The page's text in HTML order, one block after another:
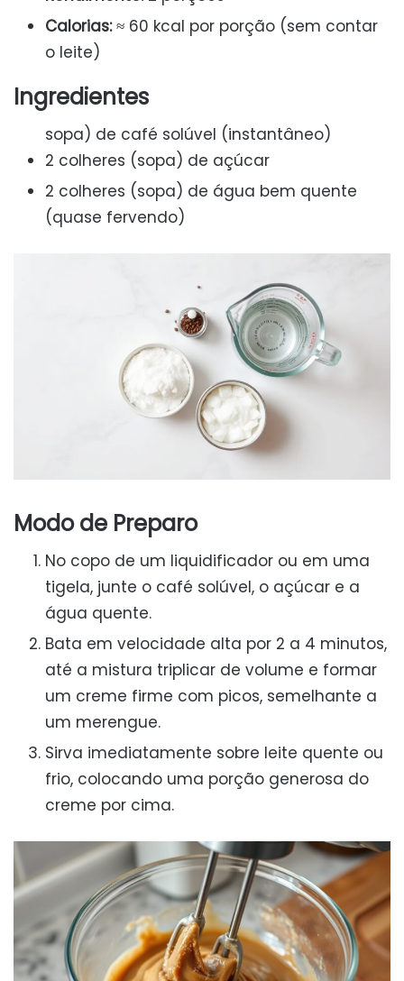
Calorias:≈ 60 kcal por porção (sem contar
o leite)
Ingredientes
sopa) de café solúvel (instantâneo)
2 colheres (sopa) de açúcar
2 colheres (sopa) de água bem quente
(quase fervendo)
Modo de Preparo
No copo de um liquidificador ou em uma
tigela, junte o café solúvel, o açúcar e a
água quente.
Bata em velocidade alta por 2 a 4 minutos,
até a mistura triplicar de volume e formar
um creme firme com picos, semelhante a
um merengue.
Sirva imediatamente sobre leite quente ou
frio, colocando uma porção generosa do
creme por cima.